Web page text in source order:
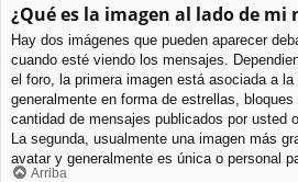
¿Qué es la imagen al lado de mi
Hay dos imágenes que pueden aparecer
cuando esté viendo los mensajes.
el foro, la primera imagen está asociada a la
generalmente en forma de estrellas,
cantidad de mensajes publicados por usted
La segunda, usualmente una imagen más
avatar y generalmente es única o personal
Arriba